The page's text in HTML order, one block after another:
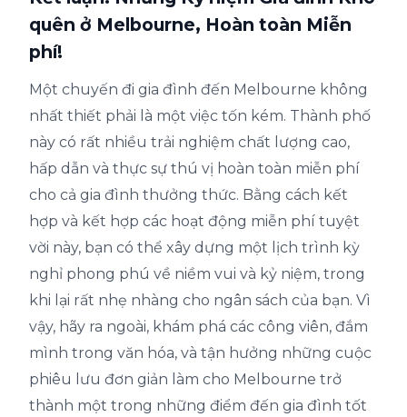
quên ở Melbourne, Hoàn toàn Miễn
phí!
Một chuyến đi gia đình đến Melbourne không
nhất thiết phải là một việc tốn kém. Thành phố
này có rất nhiều trải nghiệm chất lượng cao,
hấp dẫn và thực sự thú vị hoàn toàn miễn phí
cho cả gia đình thưởng thức. Bằng cách kết
hợp và kết hợp các hoạt động miễn phí tuyệt
vời này, bạn có thể xây dựng một lịch trình kỳ
nghỉ phong phú về niềm vui và kỷ niệm, trong
khi lại rất nhẹ nhàng cho ngân sách của bạn. Vì
vậy, hãy ra ngoài, khám phá các công viên, đắm
mình trong văn hóa, và tận hưởng những cuộc
phiêu lưu đơn giản làm cho Melbourne trở
thành một trong những điểm đến gia đình tốt